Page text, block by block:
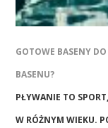
GOTOWE BASENY
BASENU?
PŁYWANIE TO
W RÓŻNYM WIEKU.